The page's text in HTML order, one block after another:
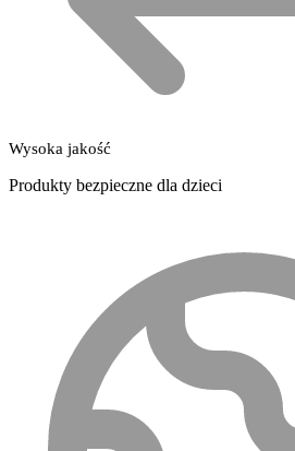
Wysoka jakość
Produkty bezpieczne dla dzieci